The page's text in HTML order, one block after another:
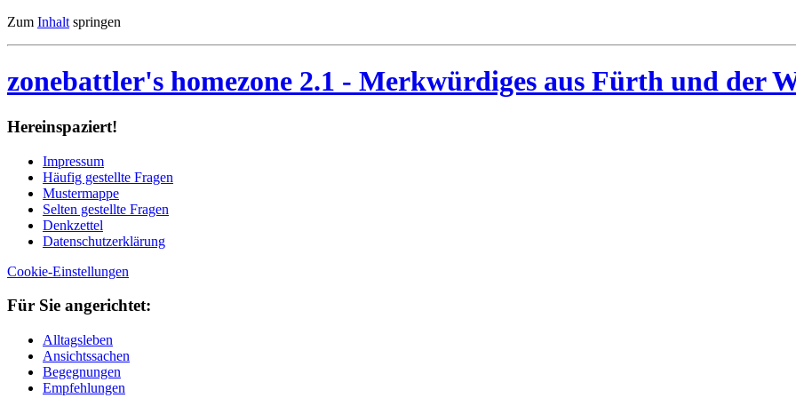
Zum Inhalt springen
zonebattler's homezone 2.1 - Merkwürdiges aus Fürth und der
Her­ein­spa­ziert!
Im­pres­sum
Häu­fig ge­stell­te Fra­gen
Mu­ster­map­pe
Sel­ten ge­stell­te Fra­gen
Denk­zet­tel
Da­ten­schutz­er­klä­rung
Cookie-Einstellungen
Für Sie an­ge­rich­tet:
Alltagsleben
Ansichtssachen
Begegnungen
Empfehlungen